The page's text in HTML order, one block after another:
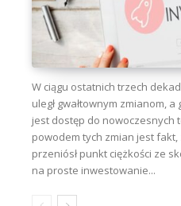
W ciągu ostatnich trzech
uległ gwałtownym zmianom,
jest dostęp do nowoczesnych
powodem tych zmian jest
przeniósł punkt ciężkości ze
na proste inwestowanie...